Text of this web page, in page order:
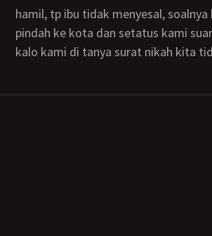
hamil, tp ibu tidak menyesal,
pindah ke kota dan setatus kami
kalo kami di tanya surat nikah kita